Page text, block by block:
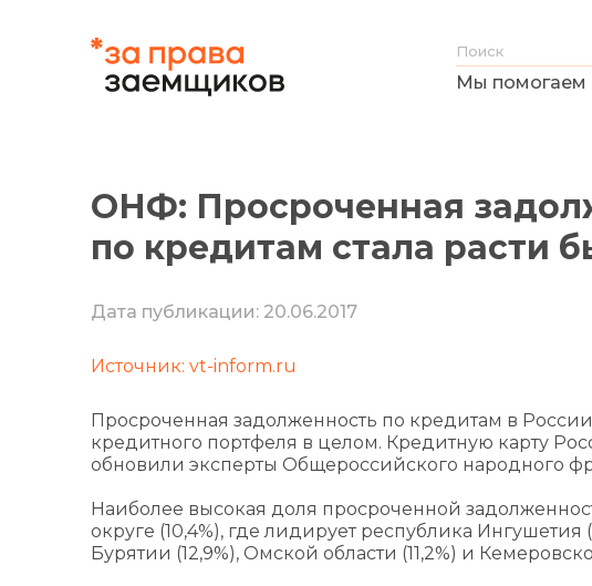
Мы помогаем
ОНФ: Просроченная
по кредитам стала расти
Дата публикации: 20.06.2017
Источник: vt-inform.ru
Просроченная задолженность по кредитам в
кредитного портфеля в целом. Кредитную карту
обновили эксперты Общероссийского народного
Наиболее высокая доля просроченной
округе (10,4%), где лидирует республика
Бурятии (12,9%), Омской области (11,2%) и